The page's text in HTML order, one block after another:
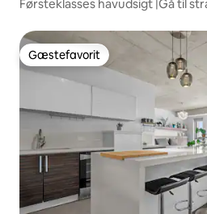
Førsteklasses havudsigt |Gå til
Gæstefavorit
Gæstefavorit